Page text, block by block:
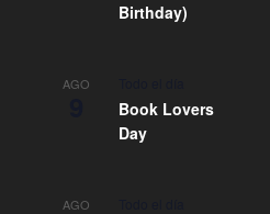
Birthday)
AGO
Book Lovers
Day
AGO